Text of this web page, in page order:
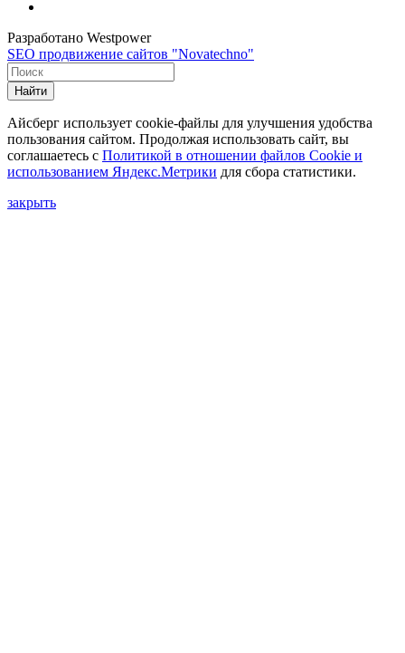
Разработано Westpower
SEO продвижение сайтов "Novatechno"
Найти
Айсберг использует cookie-файлы для улучшения удобства
пользования сайтом. Продолжая использовать сайт, вы
соглашаетесь с Политикой в отношении файлов Сookie и
использованием Яндекс.Метрики для сбора статистики.
закрыть